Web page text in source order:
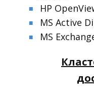
■
■ HP
■ MS Active
■ MS